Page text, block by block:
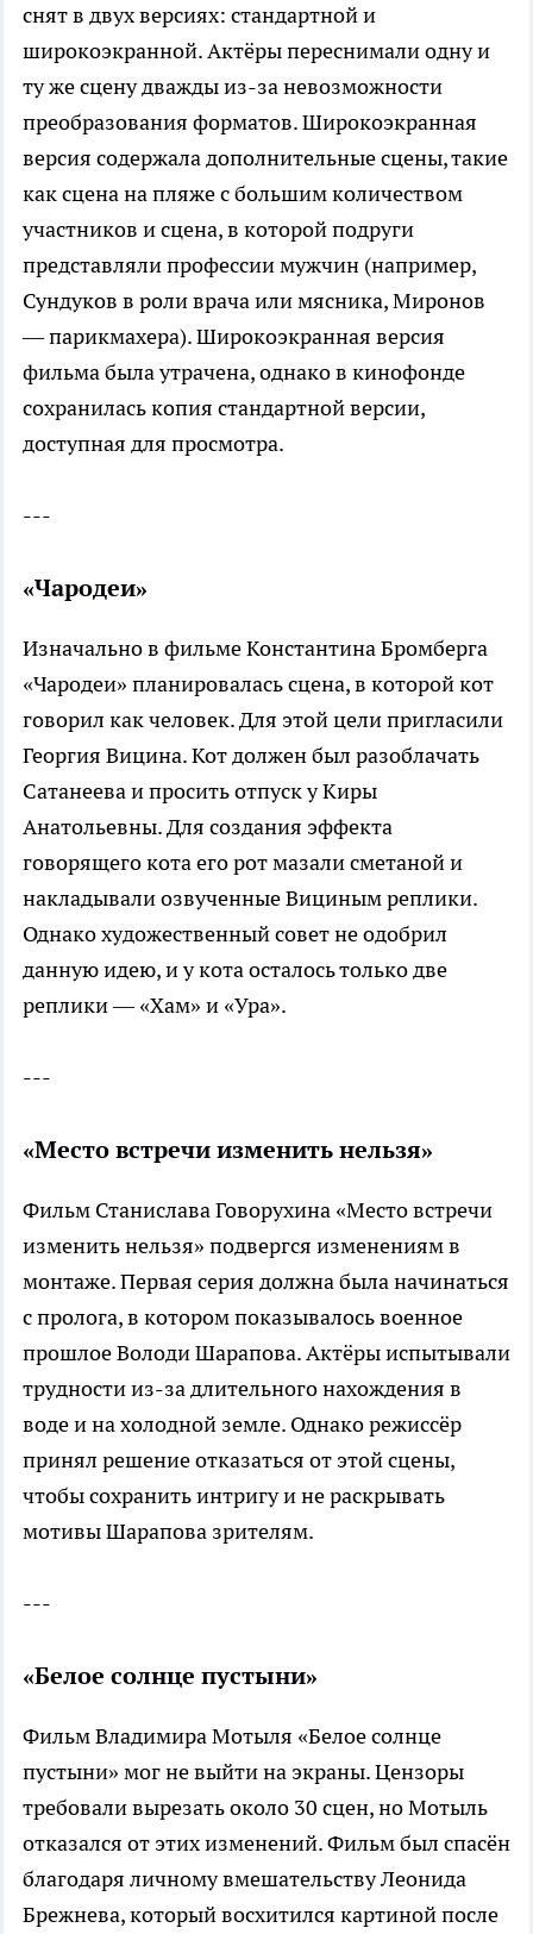
снят в двух версиях: стандартной и
широкоэкранной. Актёры переснимали одну и
ту же сцену дважды из-за невозможности
преобразования форматов. Широкоэкранная
версия содержала дополнительные сцены, такие
как сцена на пляже с большим количеством
участников и сцена, в которой подруги
представляли профессии мужчин (например,
Сундуков в роли врача или мясника, Миронов
— парикмахера). Широкоэкранная версия
фильма была утрачена, однако в кинофонде
сохранилась копия стандартной версии,
доступная для просмотра.
---
«Чародеи»
Изначально в фильме Константина Бромберга
«Чародеи» планировалась сцена, в которой кот
говорил как человек. Для этой цели пригласили
Георгия Вицина. Кот должен был разоблачать
Сатанеева и просить отпуск у Киры
Анатольевны. Для создания эффекта
говорящего кота его рот мазали сметаной и
накладывали озвученные Вициным реплики.
Однако художественный совет не одобрил
данную идею, и у кота осталось только две
реплики — «Хам» и «Ура».
---
«Место встречи изменить нельзя»
Фильм Станислава Говорухина «Место встречи
изменить нельзя» подвергся изменениям в
монтаже. Первая серия должна была начинаться
с пролога, в котором показывалось военное
прошлое Володи Шарапова. Актёры испытывали
трудности из-за длительного нахождения в
воде и на холодной земле. Однако режиссёр
принял решение отказаться от этой сцены,
чтобы сохранить интригу и не раскрывать
мотивы Шарапова зрителям.
---
«Белое солнце пустыни»
Фильм Владимира Мотыля «Белое солнце
пустыни» мог не выйти на экраны. Цензоры
требовали вырезать около 30 сцен, но Мотыль
отказался от этих изменений. Фильм был спасён
благодаря личному вмешательству Леонида
Брежнева, который восхитился картиной после